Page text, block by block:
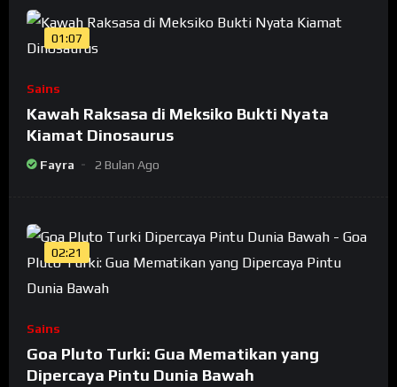
01:07
Sains
Kawah Raksasa di Meksiko Bukti Nyata
Kiamat Dinosaurus
Fayra 2 Bulan Ago
02:21
Sains
Goa Pluto Turki: Gua Mematikan yang
Dipercaya Pintu Dunia Bawah